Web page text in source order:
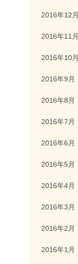
2016年12月
2016年11月
2016年10月
2016年9月
2016年8月
2016年7月
2016年6月
2016年5月
2016年4月
2016年3月
2016年2月
2016年1月